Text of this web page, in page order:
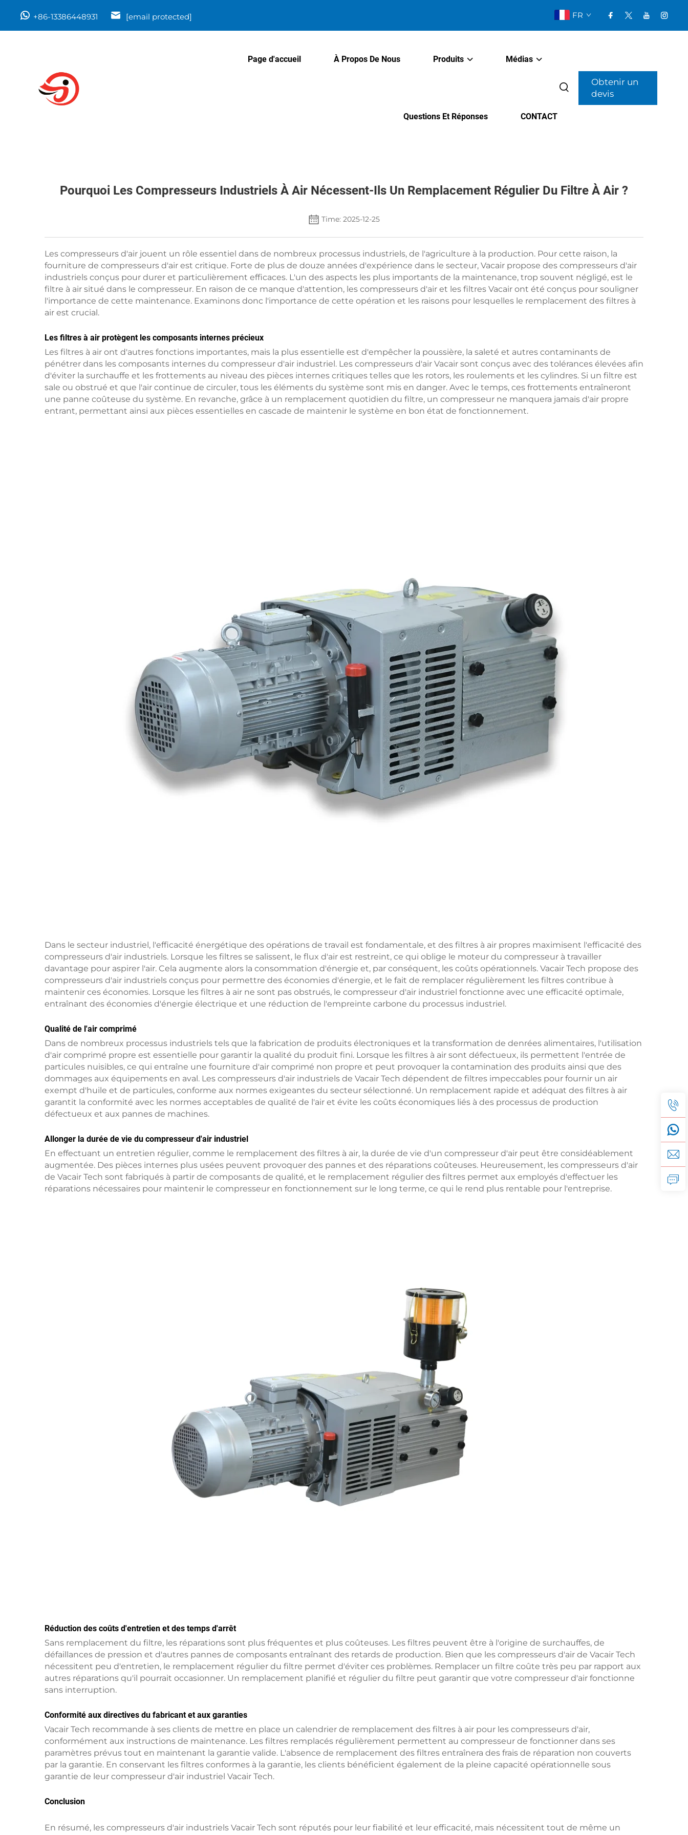
+86-13386448931 [email protected] FR
Page d'accueil À Propos De Nous Produits Médias
Questions Et Réponses CONTACT
Obtenir un
devis
Pourquoi Les Compresseurs Industriels À Air Nécessent-Ils Un Remplacement Régulier Du Filtre À Air ?
Time: 2025-12-25
Les compresseurs d'air jouent un rôle essentiel dans de nombreux processus industriels, de l'agriculture à la production. Pour cette raison, la
fourniture de compresseurs d'air est critique. Forte de plus de douze années d'expérience dans le secteur, Vacair propose des compresseurs d'air
industriels conçus pour durer et particulièrement efficaces. L'un des aspects les plus importants de la maintenance, trop souvent négligé, est le
filtre à air situé dans le compresseur. En raison de ce manque d'attention, les compresseurs d'air et les filtres Vacair ont été conçus pour souligner
l'importance de cette maintenance. Examinons donc l'importance de cette opération et les raisons pour lesquelles le remplacement des filtres à
air est crucial.
Les filtres à air protègent les composants internes précieux
Les filtres à air ont d'autres fonctions importantes, mais la plus essentielle est d'empêcher la poussière, la saleté et autres contaminants de
pénétrer dans les composants internes du compresseur d'air industriel. Les compresseurs d'air Vacair sont conçus avec des tolérances élevées afin
d'éviter la surchauffe et les frottements au niveau des pièces internes critiques telles que les rotors, les roulements et les cylindres. Si un filtre est
sale ou obstrué et que l'air continue de circuler, tous les éléments du système sont mis en danger. Avec le temps, ces frottements entraîneront
une panne coûteuse du système. En revanche, grâce à un remplacement quotidien du filtre, un compresseur ne manquera jamais d'air propre
entrant, permettant ainsi aux pièces essentielles en cascade de maintenir le système en bon état de fonctionnement.
Dans le secteur industriel, l'efficacité énergétique des opérations de travail est fondamentale, et des filtres à air propres maximisent l'efficacité des
compresseurs d'air industriels. Lorsque les filtres se salissent, le flux d'air est restreint, ce qui oblige le moteur du compresseur à travailler
davantage pour aspirer l'air. Cela augmente alors la consommation d'énergie et, par conséquent, les coûts opérationnels. Vacair Tech propose des
compresseurs d'air industriels conçus pour permettre des économies d'énergie, et le fait de remplacer régulièrement les filtres contribue à
maintenir ces économies. Lorsque les filtres à air ne sont pas obstrués, le compresseur d'air industriel fonctionne avec une efficacité optimale,
entraînant des économies d'énergie électrique et une réduction de l'empreinte carbone du processus industriel.
Qualité de l'air comprimé
Dans de nombreux processus industriels tels que la fabrication de produits électroniques et la transformation de denrées alimentaires, l'utilisation
d'air comprimé propre est essentielle pour garantir la qualité du produit fini. Lorsque les filtres à air sont défectueux, ils permettent l'entrée de
particules nuisibles, ce qui entraîne une fourniture d'air comprimé non propre et peut provoquer la contamination des produits ainsi que des
dommages aux équipements en aval. Les compresseurs d'air industriels de Vacair Tech dépendent de filtres impeccables pour fournir un air
exempt d'huile et de particules, conforme aux normes exigeantes du secteur sélectionné. Un remplacement rapide et adéquat des filtres à air
garantit la conformité avec les normes acceptables de qualité de l'air et évite les coûts économiques liés à des processus de production
défectueux et aux pannes de machines.
Allonger la durée de vie du compresseur d'air industriel
En effectuant un entretien régulier, comme le remplacement des filtres à air, la durée de vie d'un compresseur d'air peut être considéablement
augmentée. Des pièces internes plus usées peuvent provoquer des pannes et des réparations coûteuses. Heureusement, les compresseurs d'air
de Vacair Tech sont fabriqués à partir de composants de qualité, et le remplacement régulier des filtres permet aux employés d'effectuer les
réparations nécessaires pour maintenir le compresseur en fonctionnement sur le long terme, ce qui le rend plus rentable pour l'entreprise.
Réduction des coûts d'entretien et des temps d'arrêt
Sans remplacement du filtre, les réparations sont plus fréquentes et plus coûteuses. Les filtres peuvent être à l'origine de surchauffes, de
défaillances de pression et d'autres pannes de composants entraînant des retards de production. Bien que les compresseurs d'air de Vacair Tech
nécessitent peu d'entretien, le remplacement régulier du filtre permet d'éviter ces problèmes. Remplacer un filtre coûte très peu par rapport aux
autres réparations qu'il pourrait occasionner. Un remplacement planifié et régulier du filtre peut garantir que votre compresseur d'air fonctionne
sans interruption.
Conformité aux directives du fabricant et aux garanties
Vacair Tech recommande à ses clients de mettre en place un calendrier de remplacement des filtres à air pour les compresseurs d'air,
conformément aux instructions de maintenance. Les filtres remplacés régulièrement permettent au compresseur de fonctionner dans ses
paramètres prévus tout en maintenant la garantie valide. L'absence de remplacement des filtres entraînera des frais de réparation non couverts
par la garantie. En conservant les filtres conformes à la garantie, les clients bénéficient également de la pleine capacité opérationnelle sous
garantie de leur compresseur d'air industriel Vacair Tech.
Conclusion
En résumé, les compresseurs d'air industriels Vacair Tech sont réputés pour leur fiabilité et leur efficacité, mais nécessitent tout de même un